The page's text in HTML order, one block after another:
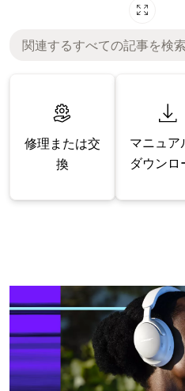
修理または交
換
マニュア
ダウンロ